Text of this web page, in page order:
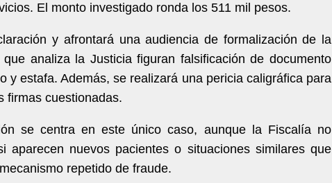
El monto investigado ronda los 511 mil pesos.
y afrontará una audiencia de formalización de la
analiza la Justicia figuran falsificación de documento
y estafa. Además, se realizará una pericia caligráfica para
firmas cuestionadas.
se centra en este único caso, aunque la Fiscalía no
aparecen nuevos pacientes o situaciones similares que
repetido de fraude.